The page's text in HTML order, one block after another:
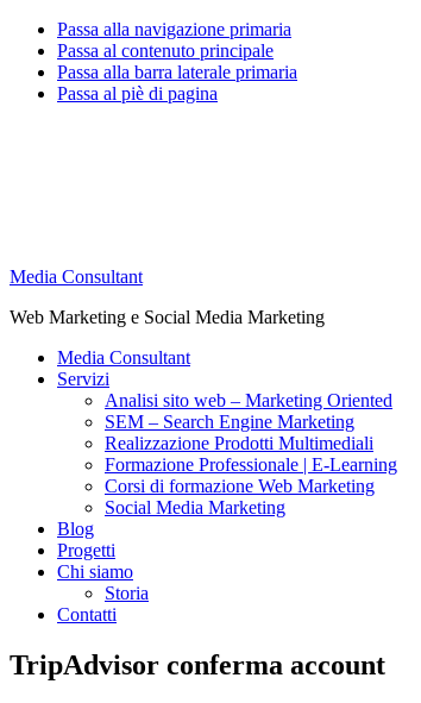
Passa alla navigazione primaria
Passa al contenuto principale
Passa alla barra laterale primaria
Passa al piè di pagina
Media Consultant
Web Marketing e Social Media Marketing
Media Consultant
Servizi
Analisi sito web – Marketing Oriented
SEM – Search Engine Marketing
Realizzazione Prodotti Multimediali
Formazione Professionale | E-Learning
Corsi di formazione Web Marketing
Social Media Marketing
Blog
Progetti
Chi siamo
Storia
Contatti
TripAdvisor conferma account